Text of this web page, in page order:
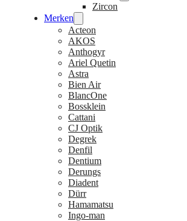
Zircon
Merken
Acteon
AKOS
Anthogyr
Ariel Quetin
Astra
Bien Air
BlancOne
Bossklein
Cattani
CJ Optik
Degrek
Denfil
Dentium
Derungs
Diadent
Dürr
Hamamatsu
Ingo-man